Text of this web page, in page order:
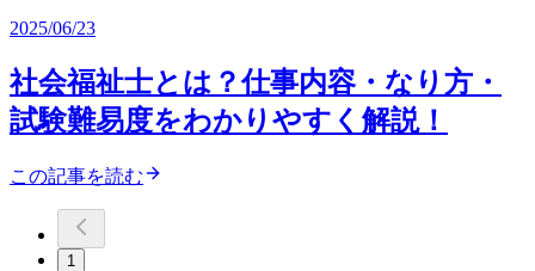
2025/06/23
社会福祉士とは？仕事内容・なり方・
試験難易度をわかりやすく解説！
この記事を読む
1